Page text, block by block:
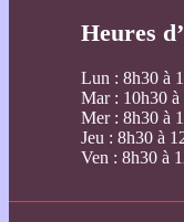
Heures
Lun : 8h30 à
Mar : 10h30
Mer : 8h30 à
Jeu : 8h30 à
Ven : 8h30 à